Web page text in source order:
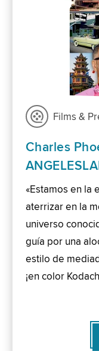
Films &
Charles
«Estamos en la
aterrizar en la
universo
guía por una
estilo de
¡en color